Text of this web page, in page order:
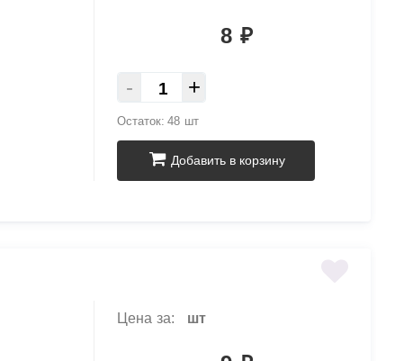
8 ₽
- +
Остаток: 48 шт
Добавить в корзину
Цена за: шт